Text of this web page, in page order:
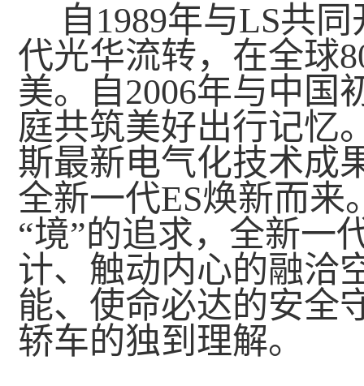
自1989年与LS共
代光华流转，在全球
美。自2006年与中国
庭共筑美好出行记忆
斯最新电气化技术成
全新一代ES焕新而来
“境”的追求，全新一
计、触动内心的融洽
能、使命必达的安全
轿车的独到理解。